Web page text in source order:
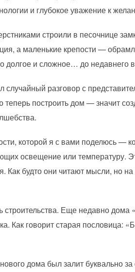
и глубокое уважение к
строили в песочнице
а маленькие крепости —
долгое и сложное… до недавнего
разговор с
теперь построить дом — значит
которой я с вами поделюсь —
освещение или температуру.
Как будто они читают мысли, но
Еще недавно дома
Как говорит старая
дома был залит буквально